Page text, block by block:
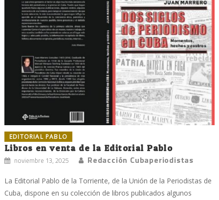
EDITORIAL PABLO
Libros en venta de la Editorial Pablo
noviembre 13, 2025 Redacción Cubaperiodistas
La Editorial Pablo de la Torriente, de la Unión de la Periodistas de
Cuba, dispone en su colección de libros publicados algunos